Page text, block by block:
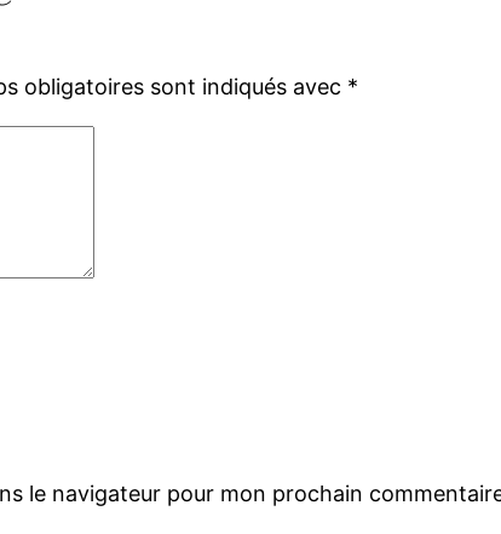
obligatoires sont indiqués avec *
le navigateur pour mon prochain